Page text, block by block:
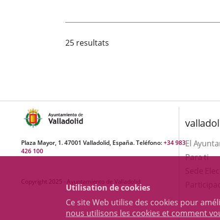
Utilisation de cookies
Ce site Web utilise des cookies pour
nous utilisons les cookies et comment
25 resultats
Plaza Mayor, 1. 47001 Valladolid, España. Teléfono:+34 983
426 100
Copyright 2025 - Ayuntamiento de Valladolid
El
Para ti